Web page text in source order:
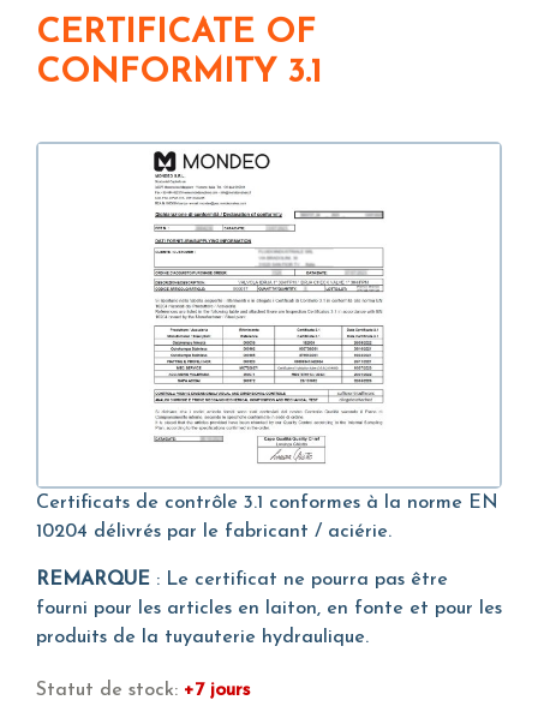
CERTIFICATE OF
CONFORMITY 3.1
Certificats de contrôle 3.1 conformes à la norme EN
10204 délivrés par le fabricant / aciérie.
REMARQUE : Le certificat ne pourra pas être
fourni pour les articles en laiton, en fonte et pour les
produits de la tuyauterie hydraulique.
Statut de stock: +7 jours